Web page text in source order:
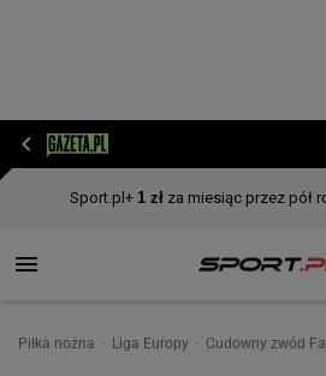
Piłka nożna Liga Europy Cudowny zwód